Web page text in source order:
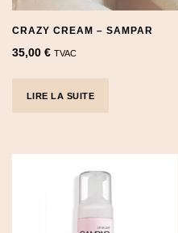
CRAZY CREAM – SAMPAR
35,00 € TVAC
LIRE LA SUITE